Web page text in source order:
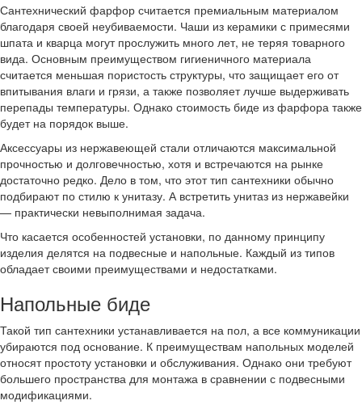
Сантехнический фарфор считается премиальным материалом
благодаря своей неубиваемости. Чаши из керамики с примесями
шпата и кварца могут прослужить много лет, не теряя товарного
вида. Основным преимуществом гигиеничного материала
считается меньшая пористость структуры, что защищает его от
впитывания влаги и грязи, а также позволяет лучше выдерживать
перепады температуры. Однако стоимость биде из фарфора также
будет на порядок выше.
Аксессуары из нержавеющей стали отличаются максимальной
прочностью и долговечностью, хотя и встречаются на рынке
достаточно редко. Дело в том, что этот тип сантехники обычно
подбирают по стилю к унитазу. А встретить унитаз из нержавейки
— практически невыполнимая задача.
Что касается особенностей установки, по данному принципу
изделия делятся на подвесные и напольные. Каждый из типов
обладает своими преимуществами и недостатками.
Напольные биде
Такой тип сантехники устанавливается на пол, а все коммуникации
убираются под основание. К преимуществам напольных моделей
относят простоту установки и обслуживания. Однако они требуют
большего пространства для монтажа в сравнении с подвесными
модификациями.